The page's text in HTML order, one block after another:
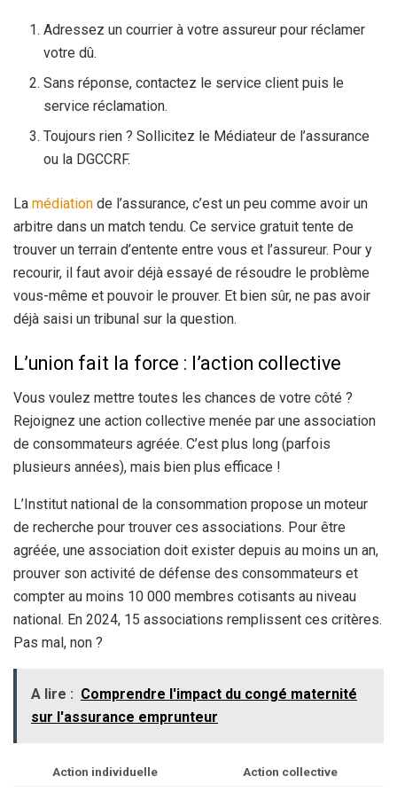
Adressez un courrier à votre assureur pour réclamer
votre dû.
Sans réponse, contactez le service client puis le
service réclamation.
Toujours rien ? Sollicitez le Médiateur de l’assurance
ou la DGCCRF.
La médiation de l’assurance, c’est un peu comme avoir un
arbitre dans un match tendu. Ce service gratuit tente de
trouver un terrain d’entente entre vous et l’assureur. Pour y
recourir, il faut avoir déjà essayé de résoudre le problème
vous-même et pouvoir le prouver. Et bien sûr, ne pas avoir
déjà saisi un tribunal sur la question.
L’union fait la force : l’action collective
Vous voulez mettre toutes les chances de votre côté ?
Rejoignez une action collective menée par une association
de consommateurs agréée. C’est plus long (parfois
plusieurs années), mais bien plus efficace !
L’Institut national de la consommation propose un moteur
de recherche pour trouver ces associations. Pour être
agréée, une association doit exister depuis au moins un an,
prouver son activité de défense des consommateurs et
compter au moins 10 000 membres cotisants au niveau
national. En 2024, 15 associations remplissent ces critères.
Pas mal, non ?
A lire : Comprendre l'impact du congé maternité
sur l'assurance emprunteur
Action individuelle Action collective